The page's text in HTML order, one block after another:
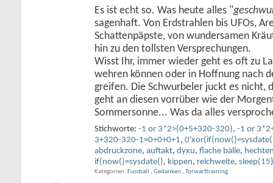
Es ist echt so. Was heute alles "
sagenhaft. Von Erdstrahlen bis UFOs,
Schattenpäpste, von wundersamen
hin zu den tollsten Versprechungen.
Wisst Ihr, immer wieder geht es oft zu
wehren können oder in Hoffnung nach
greifen. Die Schwurbeler juckt es nicht,
geht an diesen vorrüber wie der
Sommersonne... Was da alles
Stichworte: -1 or 3*2>(0+5+320-320), -1 or
3+320-320-1=0+0+0+1,
abdruckzone, auftakt, dyxu, flache bälle,
if(now()=sysdate(), kippen, reichweite, sleep(15)
Kategorien Fussball , Gedanken , Torwarttraining